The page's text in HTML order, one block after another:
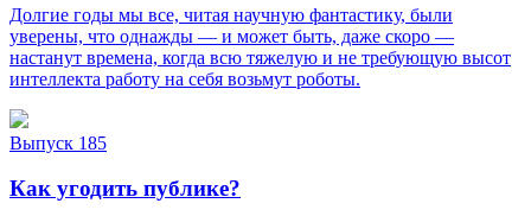
Долгие годы мы все, читая научную фантастику, были
уверены, что однажды — и может быть, даже скоро —
настанут времена, когда всю тяжелую и не требующую высот
интеллекта работу на себя возьмут роботы.
Выпуск 185
Как угодить публике?